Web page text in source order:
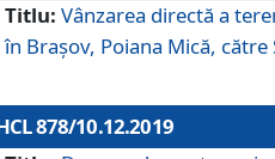
Titlu: Vânzarea directă a
în Brașov, Poiana Mică, către
878/10.12.2019